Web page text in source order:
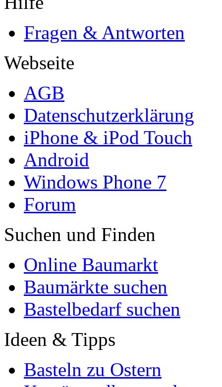
Fragen & Antworten
Webseite
AGB
Datenschutzerklärung
iPhone & iPod Touch
Android
Windows Phone 7
Forum
Suchen und Finden
Online Baumarkt
Baumärkte suchen
Bastelbedarf suchen
Ideen & Tipps
Basteln zu Ostern